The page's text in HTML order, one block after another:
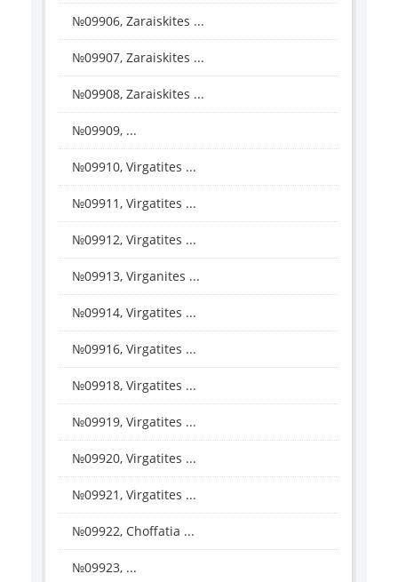
№09906, Zaraiskites ...
№09907, Zaraiskites ...
№09908, Zaraiskites ...
№09909, ...
№09910, Virgatites ...
№09911, Virgatites ...
№09912, Virgatites ...
№09913, Virganites ...
№09914, Virgatites ...
№09916, Virgatites ...
№09918, Virgatites ...
№09919, Virgatites ...
№09920, Virgatites ...
№09921, Virgatites ...
№09922, Choffatia ...
№09923, ...